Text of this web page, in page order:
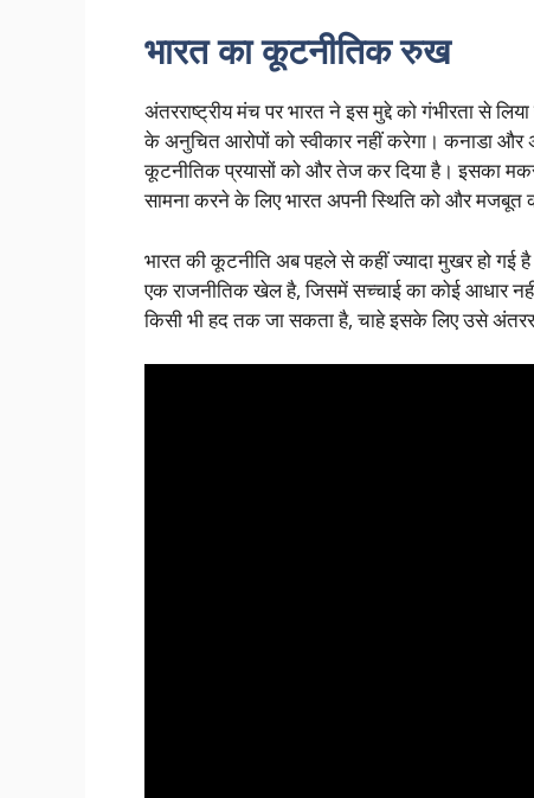
भारत का कूटनीतिक रुख
अंतरराष्ट्रीय मंच पर भारत ने इस मुद्दे को गंभीरता से
के अनुचित आरोपों को स्वीकार नहीं करेगा। कनाडा
कूटनीतिक प्रयासों को और तेज कर दिया है। इसका
सामना करने के लिए भारत अपनी स्थिति को और
भारत की कूटनीति अब पहले से कहीं ज्यादा मुखर हो गई
एक राजनीतिक खेल है, जिसमें सच्चाई का कोई आधार
किसी भी हद तक जा सकता है, चाहे इसके लिए उसे